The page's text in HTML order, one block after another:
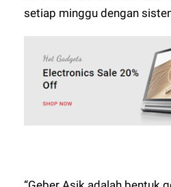
setiap minggu dengan